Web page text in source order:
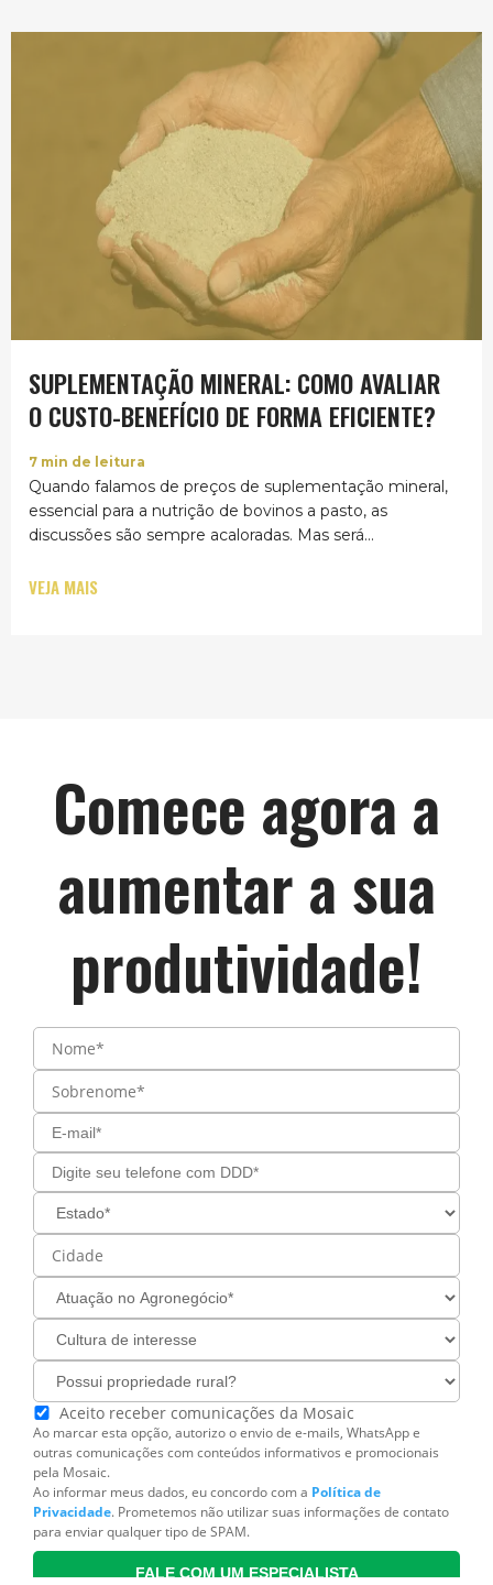
SUPLEMENTAÇÃO MINERAL: COMO AVALIAR
O CUSTO-BENEFÍCIO DE FORMA EFICIENTE?
7 min de leitura
Quando falamos de preços de suplementação mineral,
essencial para a nutrição de bovinos a pasto, as
discussões são sempre acaloradas. Mas será...
VEJA MAIS
Comece agora a
aumentar a sua
produtividade!